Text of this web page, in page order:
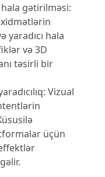
gətirilməsi:
yaradıcı hala
və 3D
təsirli bir
Vizual
üçün